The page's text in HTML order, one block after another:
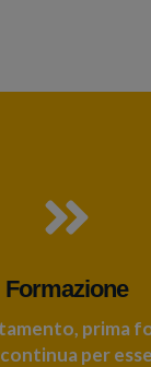
Formazione
prima
per